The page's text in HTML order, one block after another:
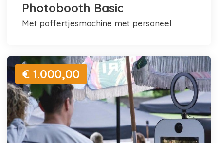
Photobooth Basic
met poffertjesmachine met personeel
€ 1.000,00